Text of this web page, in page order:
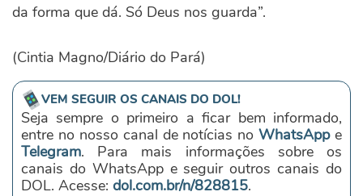
da forma que dá. Só Deus nos guarda”.
(Cintia Magno/Diário do Pará)
VEM SEGUIR OS CANAIS DO DOL!
Seja sempre o primeiro a ficar bem informado,
entre no nosso canal de notícias noWhatsAppe
Telegram. Para mais informações sobre os
canais do WhatsApp e seguir outros canais do
DOL. Acesse: dol.com.br/n/828815.